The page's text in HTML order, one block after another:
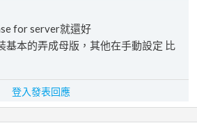
for server就還好
基本的弄成母版，其他在手動設定 比
登入發表回應